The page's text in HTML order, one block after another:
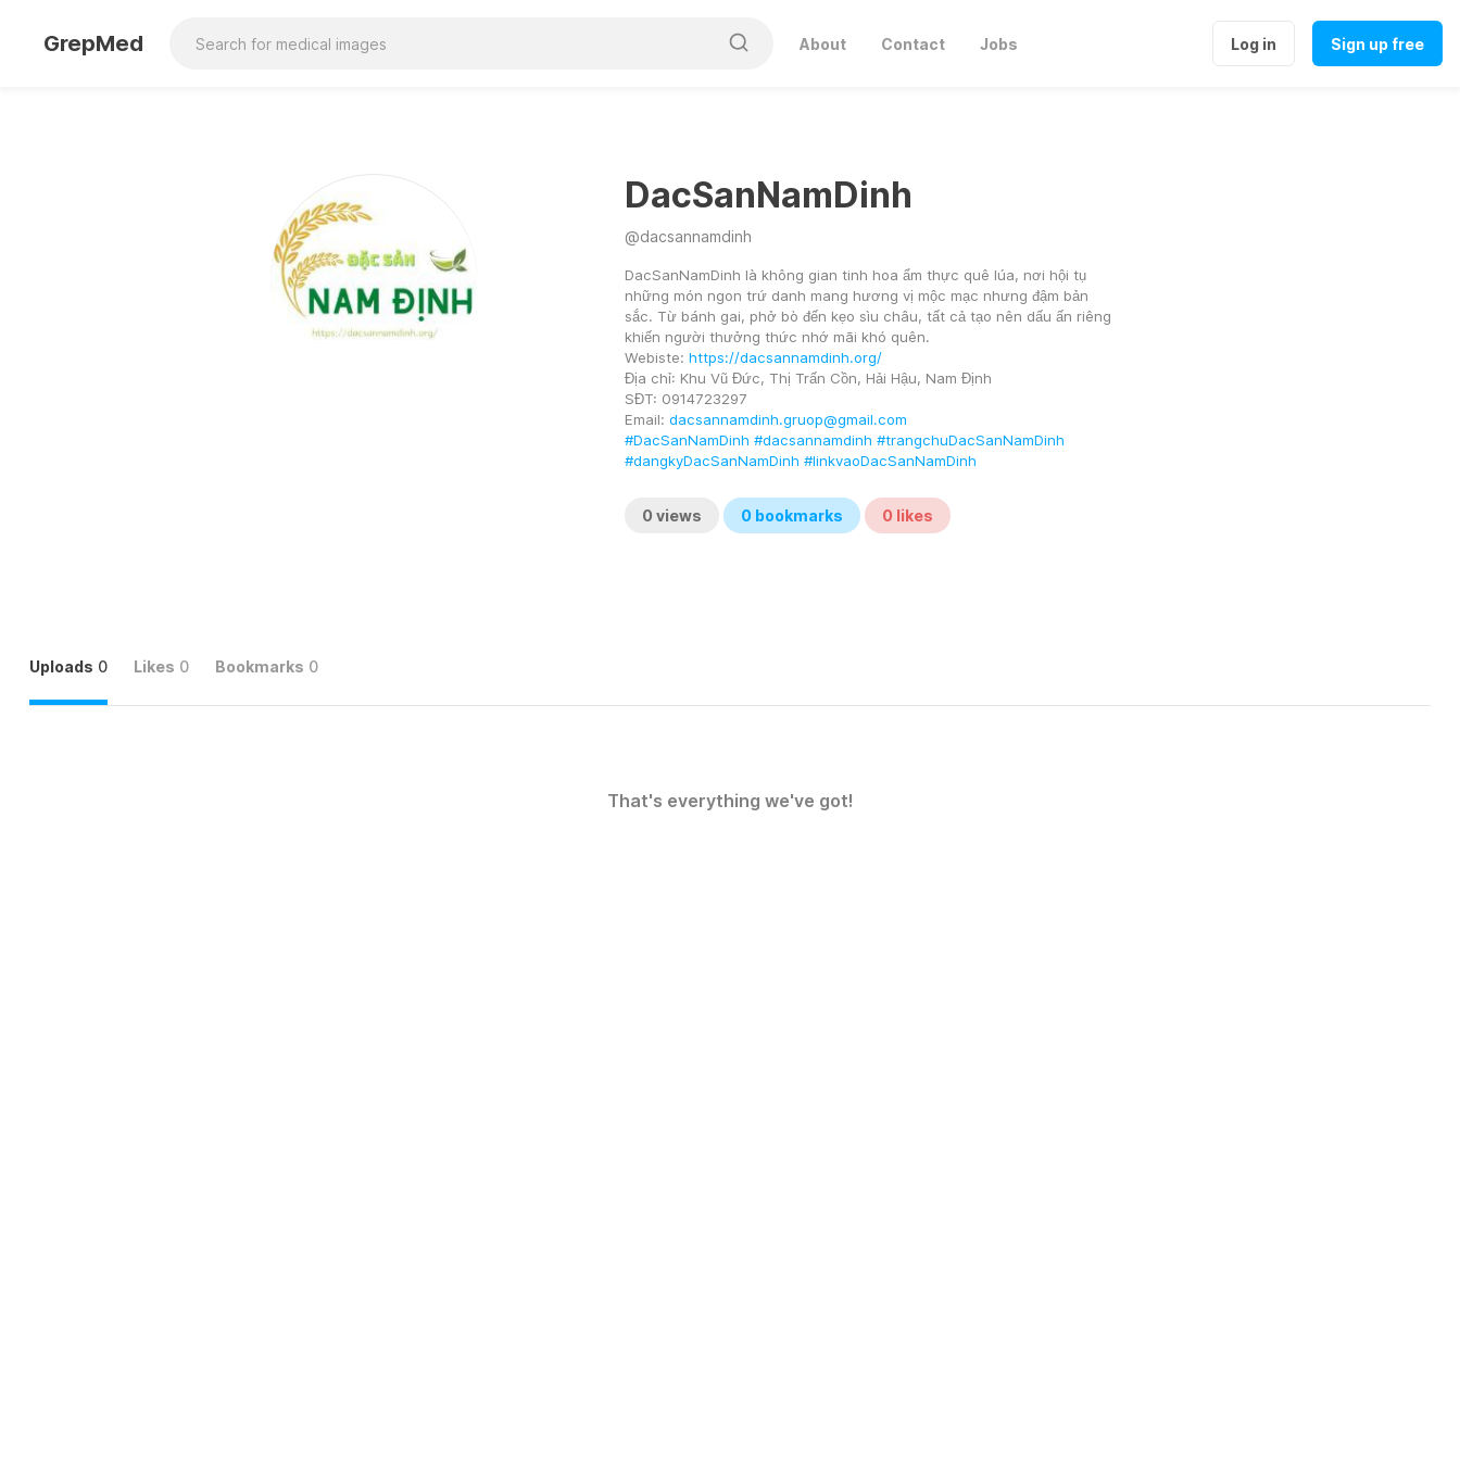
GrepMed About Contact Jobs Log in Sign up free
DacSanNamDinh
@dacsannamdinh
DacSanNamDinh là không gian tinh hoa ẩm thực quê lúa, nơi hội tụ
những món ngon trứ danh mang hương vị mộc mạc nhưng đậm bản
sắc. Từ bánh gai, phở bò đến kẹo sìu châu, tất cả tạo nên dấu ấn riêng
khiến người thưởng thức nhớ mãi khó quên.
Webiste: https://dacsannamdinh.org/
Địa chỉ: Khu Vũ Đức, Thị Trấn Cồn, Hải Hậu, Nam Định
SĐT: 0914723297
Email: dacsannamdinh.gruop@gmail.com
#DacSanNamDinh #dacsannamdinh #trangchuDacSanNamDinh
#dangkyDacSanNamDinh #linkvaoDacSanNamDinh
0 views 0bookmarks 0 likes
Uploads 0 Likes 0 Bookmarks 0
That's everything we've got!